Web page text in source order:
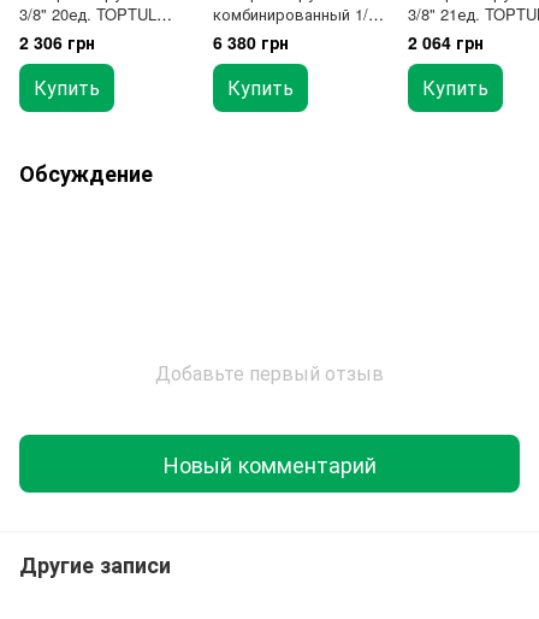
3/8" 20ед. TOPTUL
GCAD2001
2 306 грн
Купить
комбинированный 1/2"
(короткие+длинные
головки) TOPTUL
GCAD4102
6 380 грн
Купить
3/8" 21ед.
GCAD2102
2 064 грн
Купить
Обсуждение
Добавьте первый отзыв
Новый комментарий
Другие записи